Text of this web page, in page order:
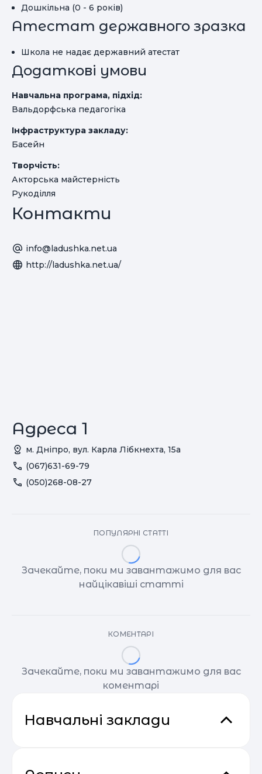
Дошкільна (0 - 6 років)
Атестат державного зразка
Школа не надає державний атестат
Додаткові умови
Навчальна програма, підхід:
Вальдорфська педагогіка
Інфраструктура закладу:
Басейн
Творчість:
Акторська майстерність
Рукоділля
Контакти
info@ladushka.net.ua
http://ladushka.net.ua/
Адреса 1
м. Дніпро, вул. Карла Лібкнехта, 15а
(067)631-69-79
(050)268-08-27
ПОПУЛЯРНІ СТАТТІ
Зачекайте, поки ми завантажимо для вас
найцікавіші статті
КОМЕНТАРІ
Зачекайте, поки ми завантажимо для вас
коментарі
Навчальні заклади